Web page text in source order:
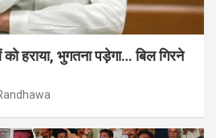
हराया, भुगतना पड़ेगा… बिल गिरने